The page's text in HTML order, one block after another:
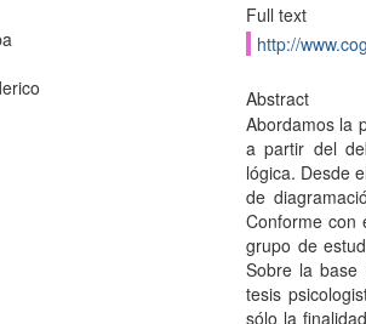
Full text
http://
Abstract
Abordamos la
a partir del
lógica. Desde
de
Conforme con
grupo de
Sobre la base
tesis
sólo la